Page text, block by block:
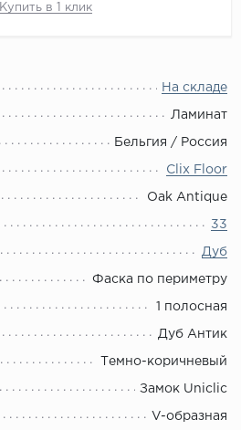
Купить в 1 клик
На складе
Ламинат
Бельгия / Россия
Clix Floor
Oak Antique
33
Дуб
Фаска по периметру
1 полосная
Дуб Антик
Темно-коричневый
Замок Uniclic
V-образная